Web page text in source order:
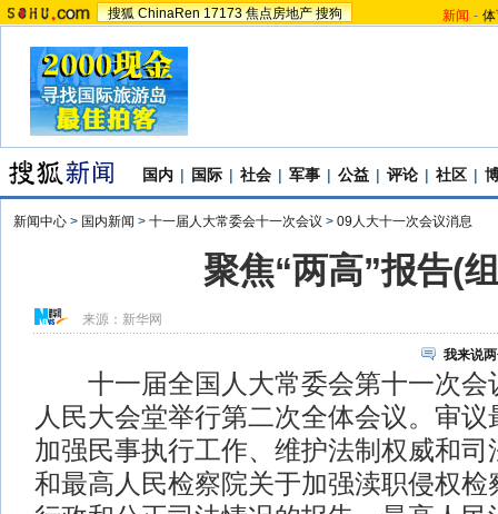
搜狐 ChinaRen 17173 焦点房地产 搜狗 新闻 -
国内 | 国际 | 社会 | 军事 | 公益 | 评论 | 社区 |
新闻中心 > 国内新闻 > 十一届人大常委会十一次会议 > 09人大十一次会议消息
聚焦“两高”报告(
来源： 新华网
我来说
十一届全国人大常委会第十一次会
人民大会堂举行第二次全体会议。审
加强民事执行工作、维护法制权威和司
和最高人民检察院关于加强渎职侵权检